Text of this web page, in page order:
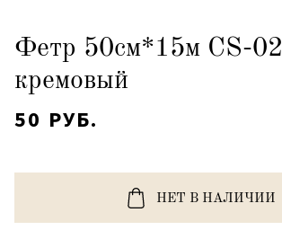
Фетр 50см*15м CS-02
кремовый
50 РУБ.
НЕТ В НАЛИЧИИ